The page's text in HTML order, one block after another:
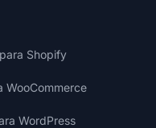
Shopify
WooCommerce
WordPress